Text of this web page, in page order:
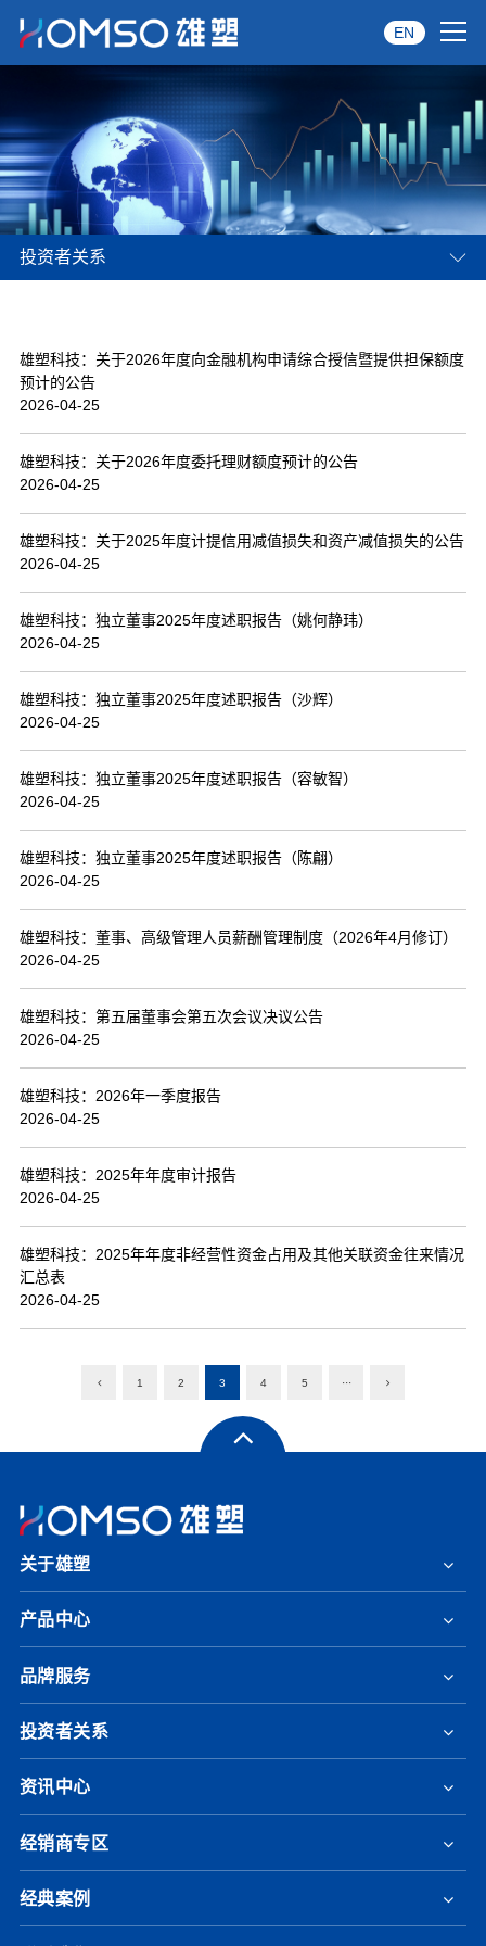
关于雄塑
产品中心
品牌服务
资讯中心
经典案例
联系我们
EN
投资者关系
雄塑科技：关于2026年度向金融机构申请综合授信暨提供担保额度
预计的公告
2026-04-25
雄塑科技：关于2026年度委托理财额度预计的公告
2026-04-25
雄塑科技：关于2025年度计提信用减值损失和资产减值损失的公告
2026-04-25
雄塑科技：独立董事2025年度述职报告（姚何静玮）
2026-04-25
雄塑科技：独立董事2025年度述职报告（沙辉）
2026-04-25
雄塑科技：独立董事2025年度述职报告（容敏智）
2026-04-25
雄塑科技：独立董事2025年度述职报告（陈翩）
2026-04-25
雄塑科技：董事、高级管理人员薪酬管理制度（2026年4月修订）
2026-04-25
雄塑科技：第五届董事会第五次会议决议公告
2026-04-25
雄塑科技：2026年一季度报告
2026-04-25
雄塑科技：2025年年度审计报告
2026-04-25
雄塑科技：2025年年度非经营性资金占用及其他关联资金往来情况
汇总表
2026-04-25
1 2 3 4 5 ···
关于雄塑
产品中心
品牌服务
投资者关系
资讯中心
经销商专区
经典案例